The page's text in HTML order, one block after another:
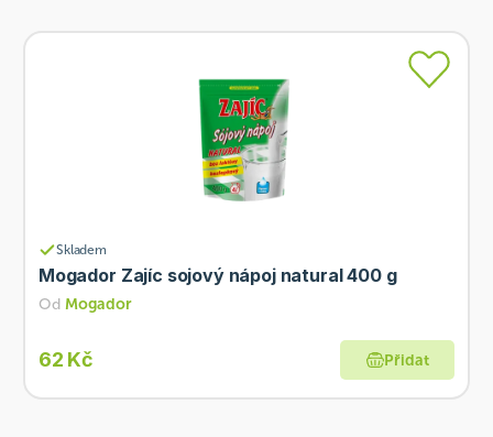
Skladem
Mogador Zajíc sojový nápoj natural 400 g
Od Mogador
62 Kč Přidat